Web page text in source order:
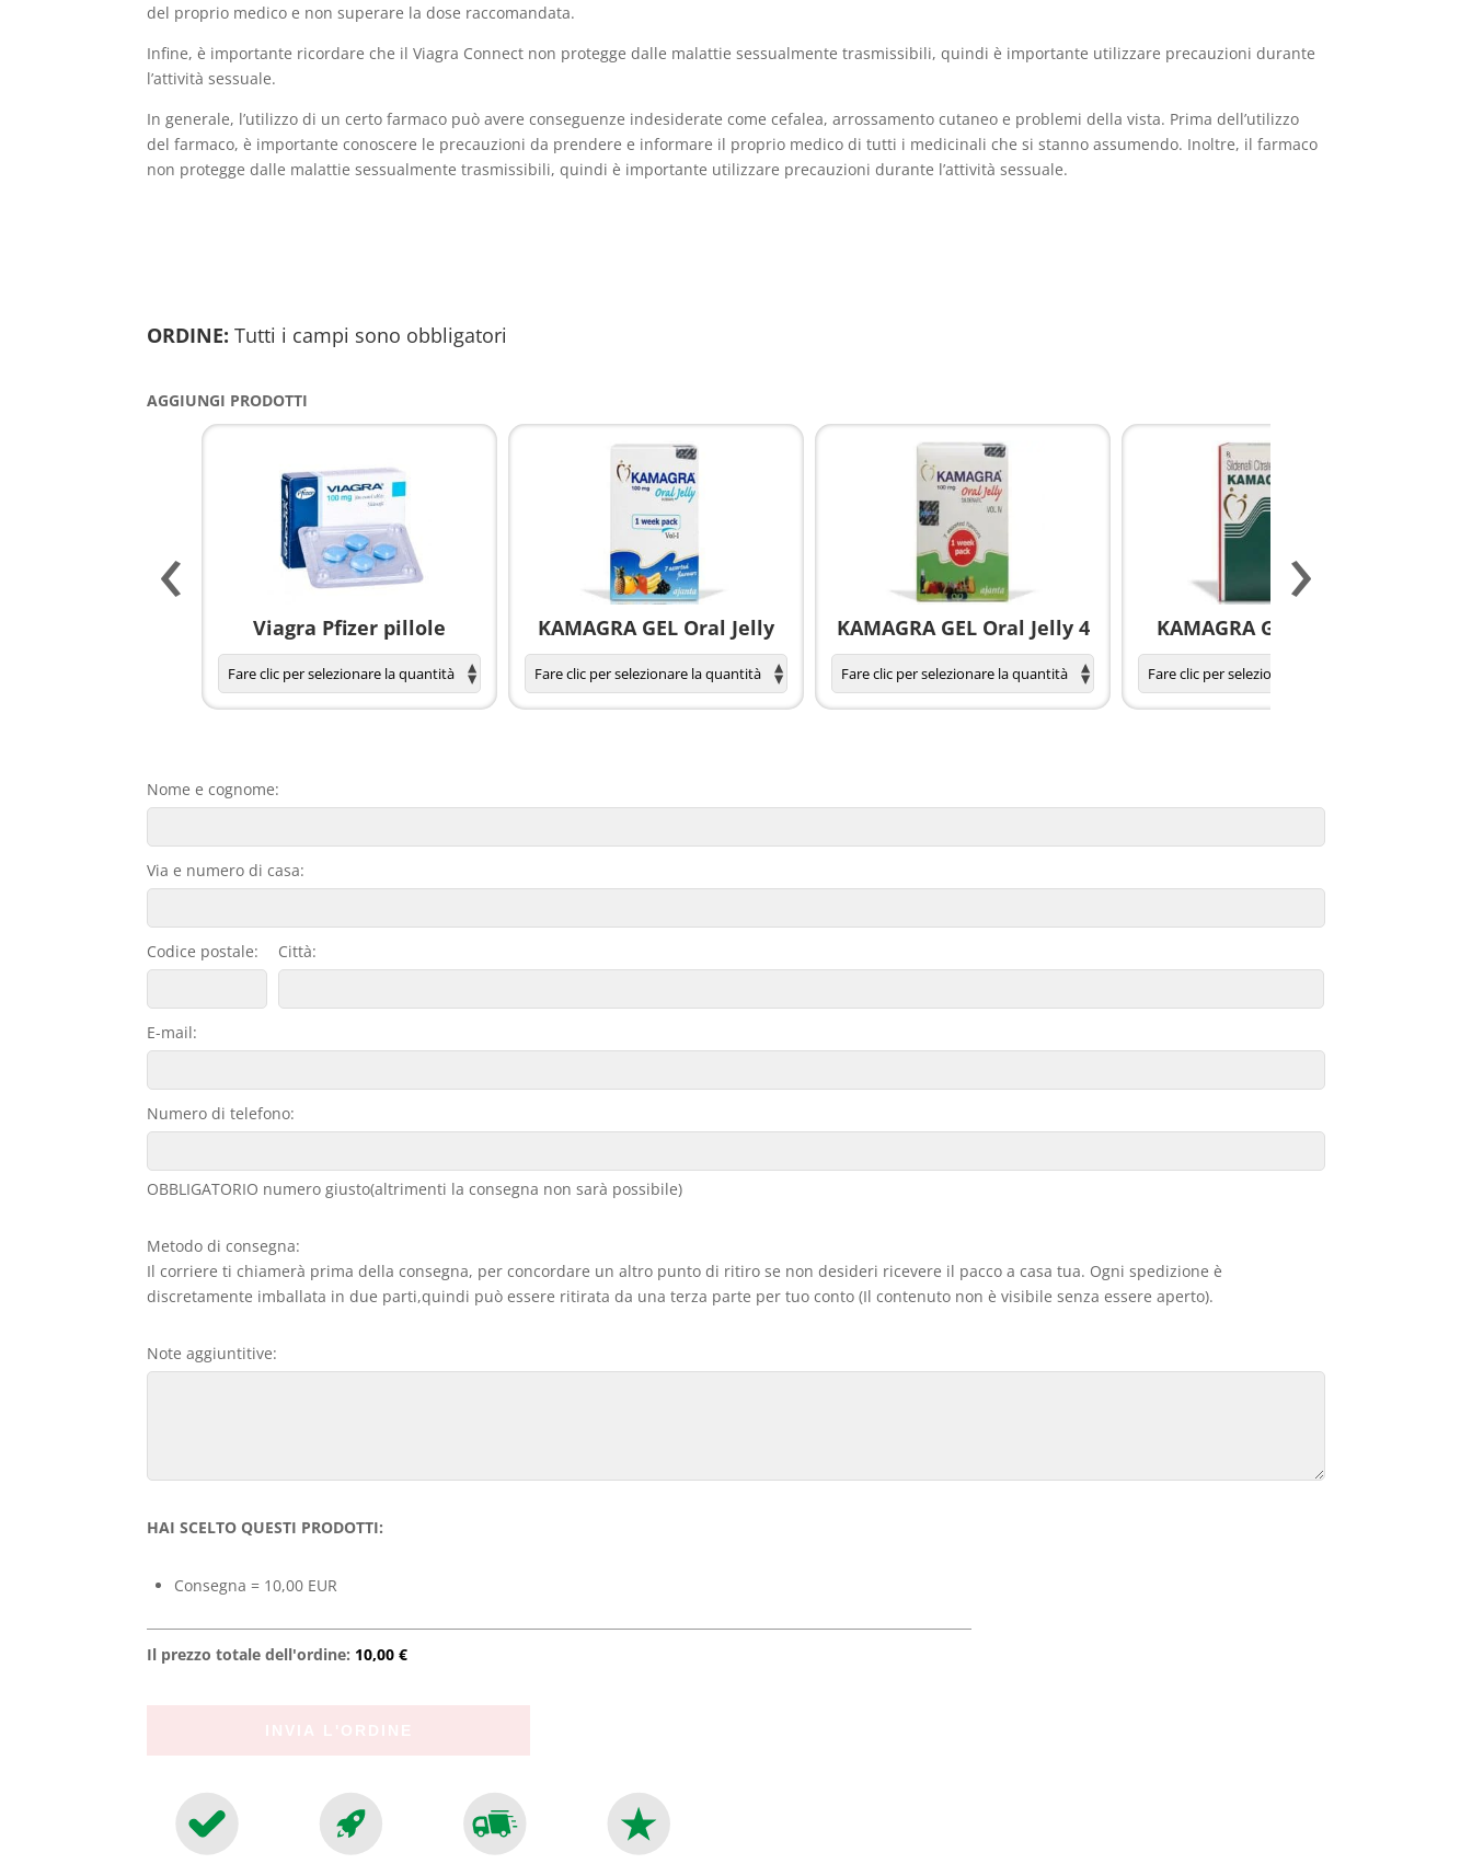
del proprio medico e non superare la dose raccomandata.
Infine, è importante ricordare che il Viagra Connect non protegge dalle malattie sessualmente trasmissibili, quindi è importante utilizzare precauzioni durante
l’attività sessuale.
In generale, l’utilizzo di un certo farmaco può avere conseguenze indesiderate come cefalea, arrossamento cutaneo e problemi della vista. Prima dell’utilizzo
del farmaco, è importante conoscere le precauzioni da prendere e informare il proprio medico di tutti i medicinali che si stanno assumendo. Inoltre, il farmaco
non protegge dalle malattie sessualmente trasmissibili, quindi è importante utilizzare precauzioni durante l’attività sessuale.
ORDINE: Tutti i campi sono obbligatori
AGGIUNGI PRODOTTI
Viagra Pfizer pillole KAMAGRA GEL Oral Jelly KAMAGRA GEL Oral Jelly 4 KAMAGRA GOLD pillole
‹ ›
Nome e cognome:
Via e numero di casa:
Codice postale: Città:
E-mail:
Numero di telefono:
OBBLIGATORIO numero giusto(altrimenti la consegna non sarà possibile)
Metodo di consegna:
Il corriere ti chiamerà prima della consegna, per concordare un altro punto di ritiro se non desideri ricevere il pacco a casa tua. Ogni spedizione è
discretamente imballata in due parti,quindi può essere ritirata da una terza parte per tuo conto (Il contenuto non è visibile senza essere aperto).
Note aggiuntitive:
HAI SCELTO QUESTI PRODOTTI:
Consegna = 10,00 EUR
Il prezzo totale dell'ordine: 10,00 €